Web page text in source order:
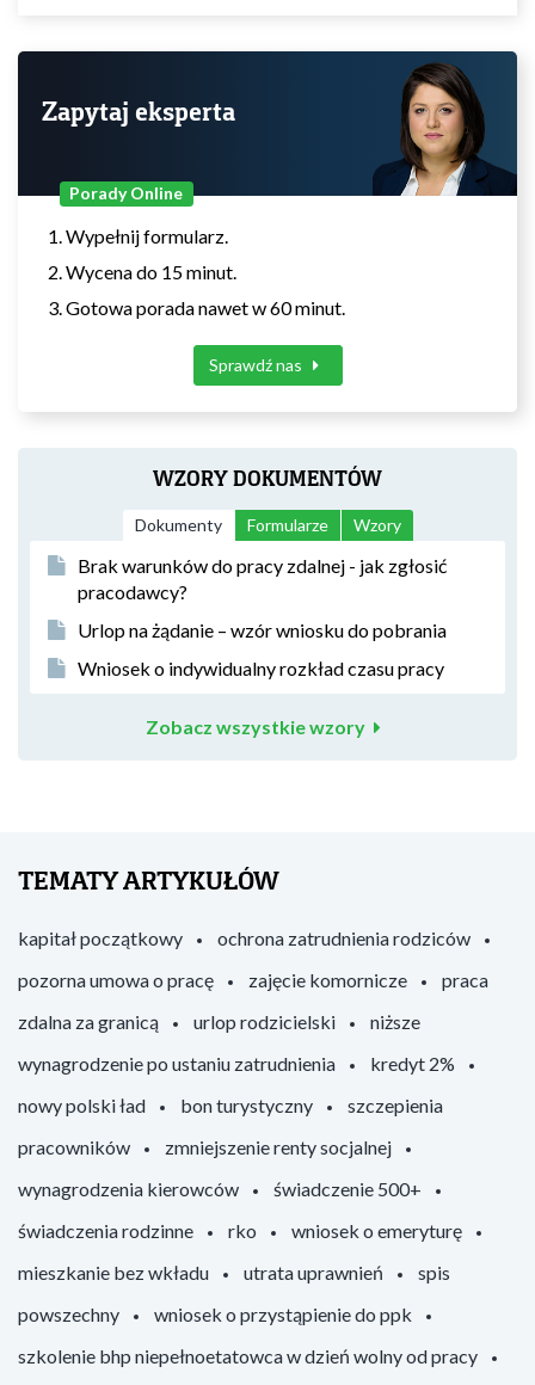
Zapytaj eksperta
Porady Online
Wypełnij formularz.
Wycena do 15 minut.
Gotowa porada nawet w 60 minut.
Sprawdź nas
WZORY DOKUMENTÓW
Dokumenty Formularze Wzory
Brak warunków do pracy zdalnej - jak zgłosić
pracodawcy?
Urlop na żądanie – wzór wniosku do pobrania
Wniosek o indywidualny rozkład czasu pracy
Zobacz wszystkie wzory
TEMATY ARTYKUŁÓW
kapitał początkowy
ochrona zatrudnienia rodziców
pozorna umowa o pracę
zajęcie komornicze
praca
zdalna za granicą
urlop rodzicielski
niższe
wynagrodzenie po ustaniu zatrudnienia
kredyt 2%
nowy polski ład
bon turystyczny
szczepienia
pracowników
zmniejszenie renty socjalnej
wynagrodzenia kierowców
świadczenie 500+
świadczenia rodzinne
rko
wniosek o emeryturę
mieszkanie bez wkładu
utrata uprawnień
spis
powszechny
wniosek o przystąpienie do ppk
szkolenie bhp niepełnoetatowca w dzień wolny od pracy